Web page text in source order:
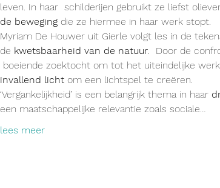
leven. In haar  schilderijen gebruikt ze liefst
de beweging die ze hiermee in haar werk stopt.
Myriam De Houwer uit Gierle volgt les in de
de kwetsbaarheid van de natuur.  Door de
boeiende zoektocht om tot het uiteindelijke
invallend licht om een lichtspel te creëren.
‘Vergankelijkheid’ is een belangrijk thema in haar
een maatschappelijke relevantie zoals sociale…
lees meer